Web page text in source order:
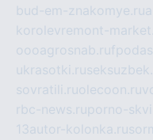
bud-em-znakomye.ru
korolevremont-
oooagrosnab.ru
ukrasotki.ru
sovratili.ruolecoon.ru
rbc-news.ruporno-
13autor-kolonka.ru